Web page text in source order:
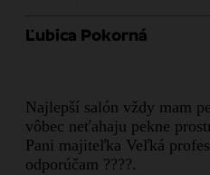
Ľubica Pokorná
Najlepší salón vždy mam
vôbec neťahaju pekne
Pani majiteľka Veľká
odporúčam ????.